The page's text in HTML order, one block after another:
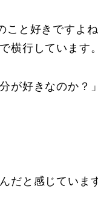
と好きですよね
横行しています。
が好きなのか？
だと感じていま